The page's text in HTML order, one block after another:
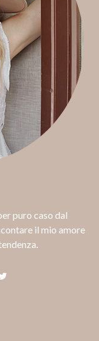
puro caso dal
il mio amore